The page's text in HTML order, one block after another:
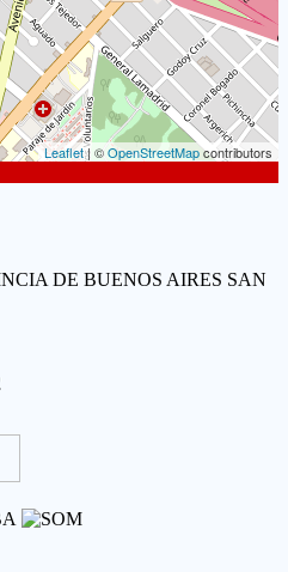
Leaflet| ©OpenStreetMapcontributors
DE BUENOS AIRES SAN